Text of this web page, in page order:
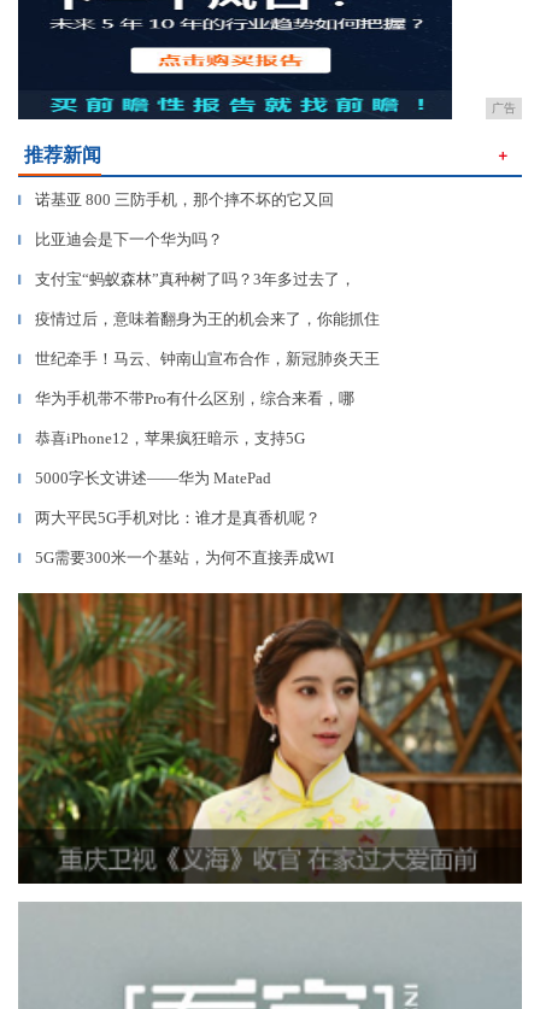
广告
推荐新闻 ＋
▎ 诺基亚 800 三防手机，那个摔不坏的它又回
▎ 比亚迪会是下一个华为吗？
▎ 支付宝“蚂蚁森林”真种树了吗？3年多过去了，
▎ 疫情过后，意味着翻身为王的机会来了，你能抓住
▎ 世纪牵手！马云、钟南山宣布合作，新冠肺炎天王
▎ 华为手机带不带Pro有什么区别，综合来看，哪
▎ 恭喜iPhone12，苹果疯狂暗示，支持5G
▎ 5000字长文讲述——华为 MatePad
▎ 两大平民5G手机对比：谁才是真香机呢？
▎ 5G需要300米一个基站，为何不直接弄成WI